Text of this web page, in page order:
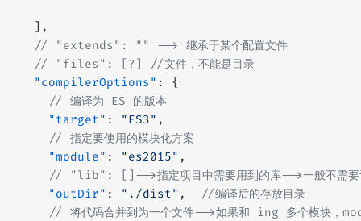
  ],
  // "extends": "" --> 继承于某个配置文件
  // "files": [?]
//文件，不能是目录
  "compilerOptions"
: {
    // 编译为 ES 的版本
    "target"
: "ES3" ,
    // 指定要使用的模块化方案
    "module"
: "es2015" ,
// "lib": []-->指定项目中需要用到的库-->一般不需要
    "outDir"
: "./dist" ,
//编译后的存放目录
// 将代码合并到为一个文件-->如果和 ing 多个模块